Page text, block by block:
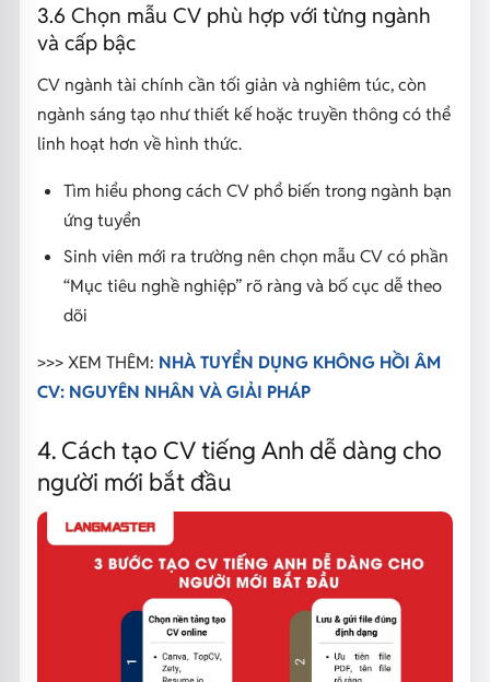
3.6 Chọn mẫu CV phù hợp với từng ngành
và cấp bậc
CV ngành tài chính cần tối giản và nghiêm túc, còn
ngành sáng tạo như thiết kế hoặc truyền thông có thể
linh hoạt hơn về hình thức.
Tìm hiểu phong cách CV phổ biến trong ngành bạn
ứng tuyển
Sinh viên mới ra trường nên chọn mẫu CV có phần
“Mục tiêu nghề nghiệp” rõ ràng và bố cục dễ theo
dõi
>>> XEM THÊM: NHÀ TUYỂN DỤNG KHÔNG HỒI ÂM
CV: NGUYÊN NHÂN VÀ GIẢI PHÁP
4. Cách tạo CV tiếng Anh dễ dàng cho
người mới bắt đầu